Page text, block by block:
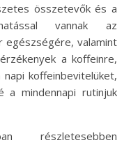
összetevők és a
vannak az
valamint
a koffeinre,
koffeinbevitelüket,
a mindennapi rutinjuk
részletesebben